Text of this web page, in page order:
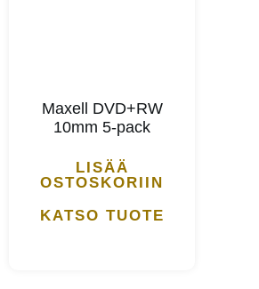
Maxell DVD+RW
10mm 5-pack
LISÄÄ
OSTOSKORIIN
KATSO TUOTE